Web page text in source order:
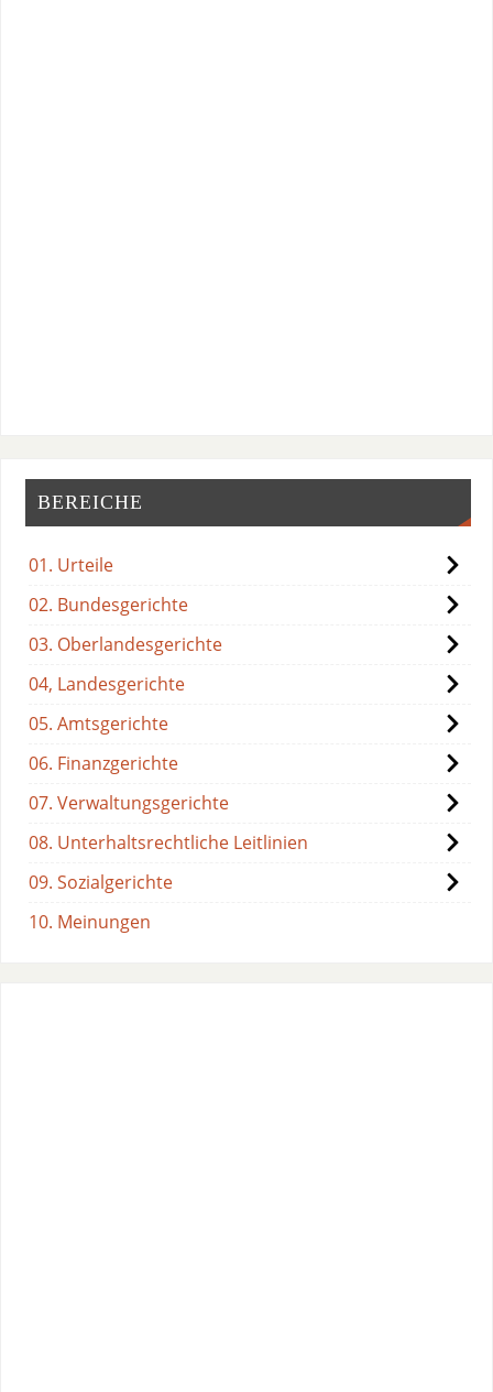
BEREICHE
01. Urteile
02. Bundesgerichte
03. Oberlandesgerichte
04, Landesgerichte
05. Amtsgerichte
06. Finanzgerichte
07. Verwaltungsgerichte
08. Unterhaltsrechtliche Leitlinien
09. Sozialgerichte
10. Meinungen